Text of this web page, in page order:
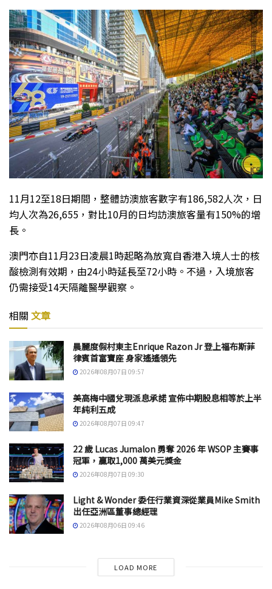
11月12至18日期間，整體訪澳旅客數字有186,582人次，日
均人次為26,655，對比10月的日均訪澳旅客量有150%的增
長。
澳門亦自11月23日凌晨1時起略為放寬自香港入境人士的核
酸檢測有效期，由24小時延長至72小時。不過，入境旅客
仍需接受14天隔離醫學觀察。
相關 文章
晨麗度假村東主Enrique Razon Jr 登上福布斯菲
律賓首富寶座 身家遙遙領先
2026年08月07日 09:57
美高梅中國兌現派息承諾 宣佈中期股息相等於上半
年純利五成
2026年08月07日 09:47
22 歲 Lucas Jumalon 勇奪 2026 年 WSOP 主賽事
冠軍，贏取1,000 萬美元獎金
2026年08月07日 09:30
Light & Wonder 委任行業資深從業員Mike Smith
出任亞洲區董事總經理
2026年08月06日 09:46
LOAD MORE